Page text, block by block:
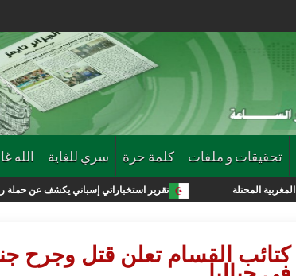
تحقيقات و ملفات كلمة حرة سري للغاية الله
تقرير استخباراتي إسباني يكشف عن حملة رقمية من
كتائب القسام تعلن قتل وجرح